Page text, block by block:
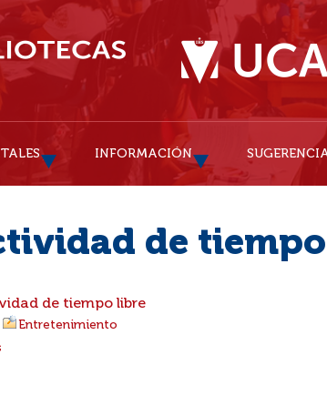
INFORMACIÓN
de
de tiempo libre
Entretenimiento